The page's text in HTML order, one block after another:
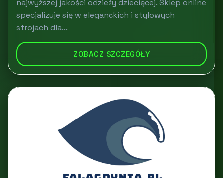
najwyższej jakości odzieży dziecięcej. Sklep online
specjalizuje się w eleganckich i stylowych
strojach dla...
ZOBACZ SZCZEGÓŁY